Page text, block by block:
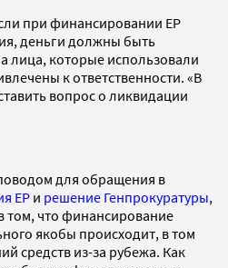
при финансировании ЕР
деньги должны быть
лица, которые использовали
к ответственности. «В
вопрос о ликвидации
для обращения в
ЕРи решение Генпрокуратуры,
том, что финансирование
якобы происходит, в том
средств из-за рубежа. Как